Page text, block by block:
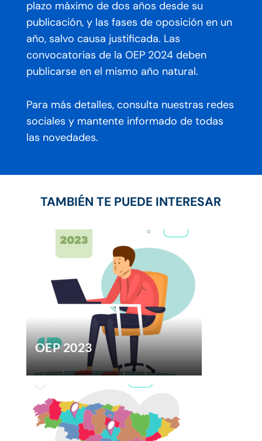
plazo máximo de dos años desde su
publicación, y las fases de oposición en un
año, salvo causa justificada. Las
convocatorias de la OEP 2024 deben
publicarse en el mismo año natural.
Para más detalles, consulta nuestras redes
sociales y mantente informado de todas
las novedades.
TAMBIÉN TE PUEDE INTERESAR
OEP 2023